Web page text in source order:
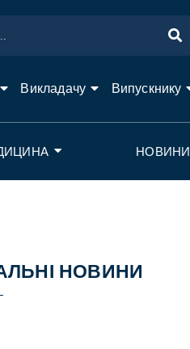
Викладачу Випускнику
НОВИНИ
НОВИНИ